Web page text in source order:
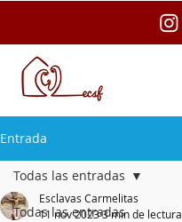
Entrada
Todas las entradas
Todas las entradas
Esclavas Carmelitas
11 nov 20233 min de lectura